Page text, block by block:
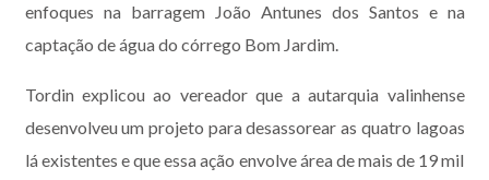
enfoques na barragem João Antunes dos Santos e na
captação de água do córrego Bom Jardim.
Tordin explicou ao vereador que a autarquia valinhense
desenvolveu um projeto para desassorear as quatro lagoas
lá existentes e que essa ação envolve área de mais de 19 mil